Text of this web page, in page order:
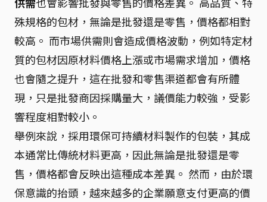
殊規格的包材，無論是批發還是零售，價格都相對
較高。 而市場供需則會造成價格波動，例如特定材
質的包材因原材料價格上漲或市場需求增加，價格
也會隨之提升，這在批發和零售渠道都會有所體
現，只是批發商因採購量大，議價能力較強，受影
響程度相對較小。
舉例來說，採用環保可持續材料製作的包裝，其成
本通常比傳統材料更高，因此無論是批發還是零
售，價格都會反映出這種成本差異。 然而，由於環
保意識的抬頭，越來越多的企業願意支付更高的價